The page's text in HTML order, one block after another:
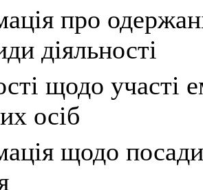
про
діяльності
щодо участі
осіб
щодо